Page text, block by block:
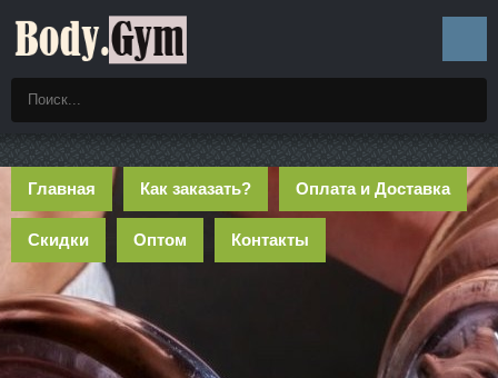
Главная Как заказать? Оплата и Доставка
Скидки Оптом Контакты